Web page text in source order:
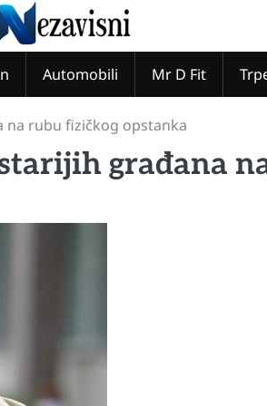
Automobili Mr D Fit
na rubu fizičkog opstanka
građana